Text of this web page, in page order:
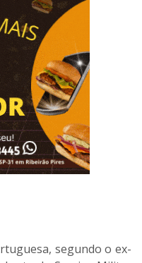
segundo o ex-